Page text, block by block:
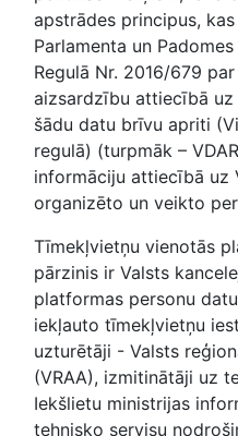
apstrādes principus,
Parlamenta un
Regulā Nr. 2016/679
aizsardzību attiecībā
šādu datu brīvu apriti
regulā) (turpmāk –
informāciju attiecībā uz
organizēto un veikto
Tīmekļvietņu vienotās
pārzinis ir Valsts
platformas personu
iekļauto tīmekļvietņu
uzturētāji - Valsts
(VRAA), izmitinātāji uz
Iekšlietu ministrijas
tehnisko servisu